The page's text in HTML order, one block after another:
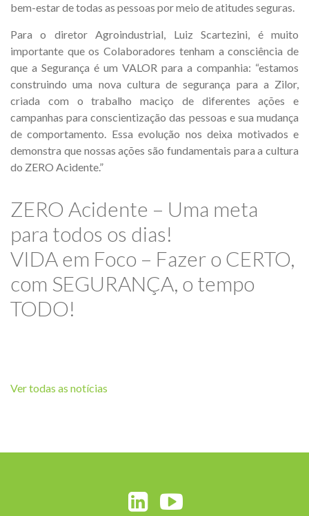
bem-estar de todas as pessoas por meio de atitudes seguras.
Para o diretor Agroindustrial, Luiz Scartezini, é muito
importante que os Colaboradores tenham a consciência de
que a Segurança é um VALOR para a companhia: “estamos
construindo uma nova cultura de segurança para a Zilor,
criada com o trabalho maciço de diferentes ações e
campanhas para conscientização das pessoas e sua mudança
de comportamento. Essa evolução nos deixa motivados e
demonstra que nossas ações são fundamentais para a cultura
do ZERO Acidente.”
ZERO Acidente – Uma meta
para todos os dias!
VIDA em Foco – Fazer o CERTO,
com SEGURANÇA, o tempo
TODO!
Ver todas as notícias